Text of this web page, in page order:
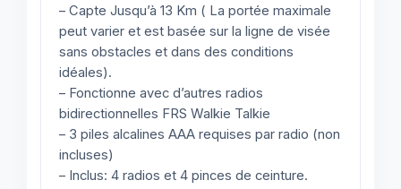
– Capte Jusqu’à 13 Km ( La portée maximale
peut varier et est basée sur la ligne de visée
sans obstacles et dans des conditions
idéales).
– Fonctionne avec d’autres radios
bidirectionnelles FRS Walkie Talkie
– 3 piles alcalines AAA requises par radio (non
incluses)
– Inclus: 4 radios et 4 pinces de ceinture.